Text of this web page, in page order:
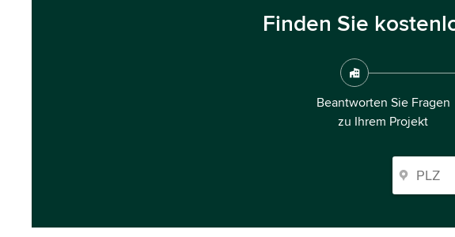
Finden Sie
Beantworten Sie Fragen
zu Ihrem Projekt